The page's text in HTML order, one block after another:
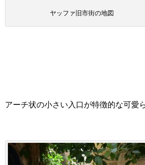
ヤッファ旧市街の地図
アーチ状の小さい入口が特徴的な可愛